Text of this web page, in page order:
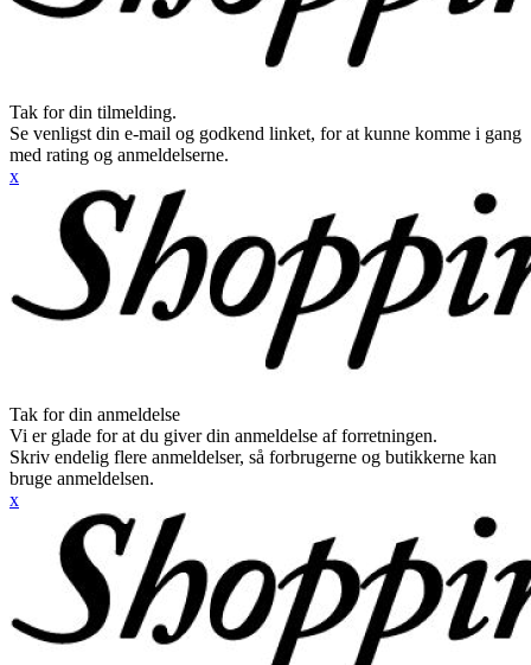
Tak for din tilmelding.
Se venligst din e-mail og godkend linket, for at kunne komme i gang
med rating og anmeldelserne.
x
Tak for din anmeldelse
Vi er glade for at du giver din anmeldelse af forretningen.
Skriv endelig flere anmeldelser, så forbrugerne og butikkerne kan
bruge anmeldelsen.
x